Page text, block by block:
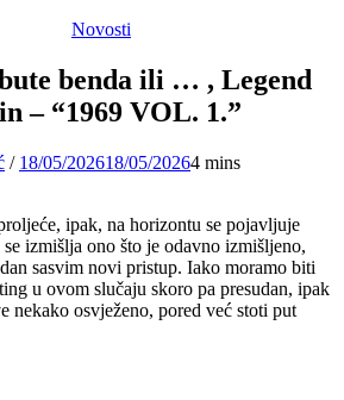
Novosti
benda ili … , Legend
– “1969 VOL. 1.”
/ 18/05/202618/05/20264 mins
ipak, na horizontu se pojavljuje
izmišlja ono što je odavno izmišljeno,
sasvim novi pristup. Iako moramo biti
u ovom slučaju skoro pa presudan, ipak
nekako osvježeno, pored već stoti put